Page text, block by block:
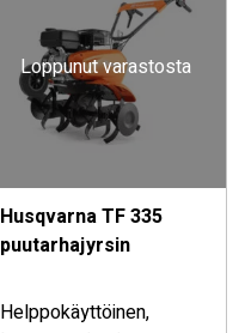
tärinänestojärjestelmän
ansiosta.
Loppunut varastosta
Husqvarna TF 335
puutarhajyrsin
Helppokäyttöinen,